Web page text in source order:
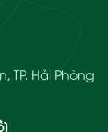
TP. Hải Phòng